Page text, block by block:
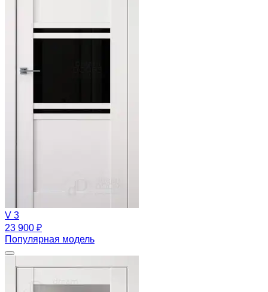
V 3
23 900 ₽
Популярная модель